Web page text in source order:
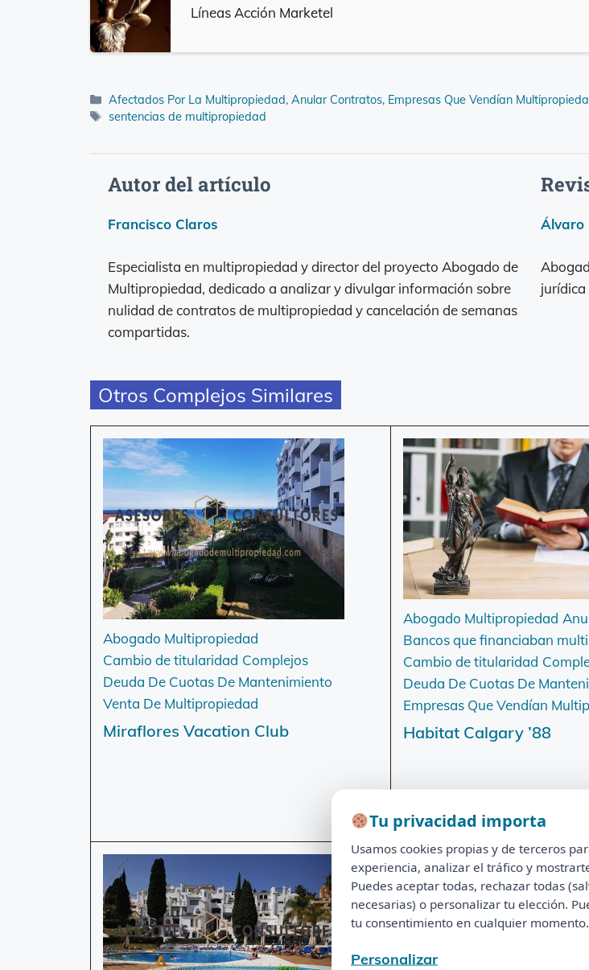
Líneas Acción Marketel
Categorías
Afectados Por La Multipropiedad,Anular Contratos, Empresas Que Vendían
Etiquetas
sentencias de multipropiedad
Autor del artículo
Francisco Claros
Especialista en multipropiedad y director del proyecto Abogado de
Multipropiedad, dedicado a analizar y divulgar información sobre
nulidad de contratos de multipropiedad y cancelación de semanas
compartidas.
Álvaro
jurídica
Otros Complejos Similares
Abogado Multipropiedad
Cambio de titularidad Complejos
Deuda De Cuotas De Mantenimiento
Venta De Multipropiedad
Miraflores Vacation Club
Abogado Multipropiedad
Bancos que financiaban
Cambio de titularidad
Deuda De Cuotas De
Empresas Que Vendían
Habitat Calgary ’88
Tu privacidad importa
Usamos cookies propias y de terceros
experiencia, analizar el tráfico y
Puedes aceptar todas, rechazar todas
necesarias) o personalizar tu elección.
tu consentimiento en cualquier momento.
Personalizar
Tu privacidad importa
Usamos cookies propias y de terceros
experiencia, analizar el tráfico y
Puedes aceptar todas, rechazar todas
necesarias) o personalizar tu elección.
tu consentimiento en cualquier momento.
Personalizar